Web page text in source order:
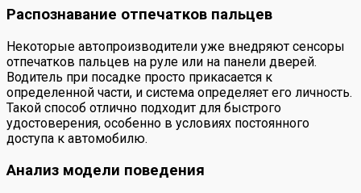
Распознавание отпечатков пальцев
Некоторые автопроизводители уже внедряют сенсоры
отпечатков пальцев на руле или на панели дверей.
Водитель при посадке просто прикасается к
определенной части, и система определяет его личность.
Такой способ отлично подходит для быстрого
удостоверения, особенно в условиях постоянного
доступа к автомобилю.
Анализ модели поведения